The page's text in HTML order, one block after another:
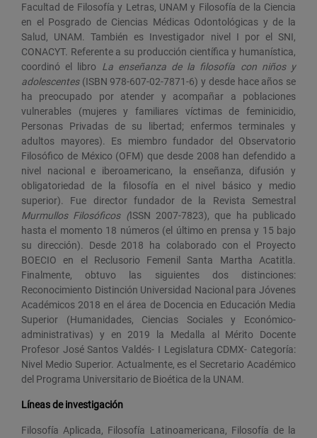
Facultad de Filosofía y Letras, UNAM y Filosofía de la Ciencia
en el Posgrado de Ciencias Médicas Odontológicas y de la
Salud, UNAM. También es Investigador nivel I por el SNI,
CONACYT. Referente a su producción científica y humanística,
coordinó el libro La enseñanza de la filosofía con niños y
adolescentes(ISBN 978-607-02-7871-6) y desde hace años se
ha preocupado por atender y acompañar a poblaciones
vulnerables (mujeres y familiares víctimas de feminicidio,
Personas Privadas de su libertad; enfermos terminales y
adultos mayores). Es miembro fundador del Observatorio
Filosófico de México (OFM) que desde 2008 han defendido a
nivel nacional e iberoamericano, la enseñanza, difusión y
obligatoriedad de la filosofía en el nivel básico y medio
superior). Fue director fundador de la Revista Semestral
Murmullos Filosóficos (ISSN 2007-7823), que ha publicado
hasta el momento 18 números (el último en prensa y 15 bajo
su dirección). Desde 2018 ha colaborado con el Proyecto
BOECIO en el Reclusorio Femenil Santa Martha Acatitla.
Finalmente, obtuvo las siguientes dos distinciones:
Reconocimiento Distinción Universidad Nacional para Jóvenes
Académicos 2018 en el área de Docencia en Educación Media
Superior (Humanidades, Ciencias Sociales y Económico-
administrativas) y en 2019 la Medalla al Mérito Docente
Profesor José Santos Valdés- I Legislatura CDMX- Categoría:
Nivel Medio Superior. Actualmente, es el Secretario Académico
del Programa Universitario de Bioética de la UNAM.
Líneas de investigación
Filosofía Aplicada, Filosofía Latinoamericana, Filosofía de la